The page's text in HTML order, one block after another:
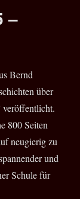
–
Bernd
über
800 Seiten
neugierig zu
und
Schule für